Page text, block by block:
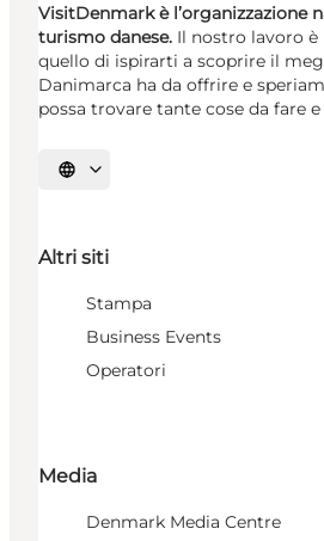
VisitDenmark è l’organizzazione
turismo danese. Il nostro lavoro è
quello di ispirarti a scoprire il
Danimarca ha da offrire e
possa trovare tante cose da fare e
Seleziona la lingua
Altri siti
Stampa
Business Events
Operatori
Media
Denmark Media Centre